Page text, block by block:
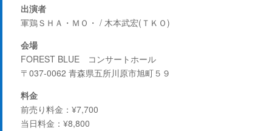
出演者
軍鶏ＳＨＡ・ＭＯ・ / 木本武宏(ＴＫＯ)
会場
FOREST BLUE コンサートホール
〒037-0062 青森県五所川原市旭町５９
料金
前売り料金：¥7,700
当日料金：¥8,800